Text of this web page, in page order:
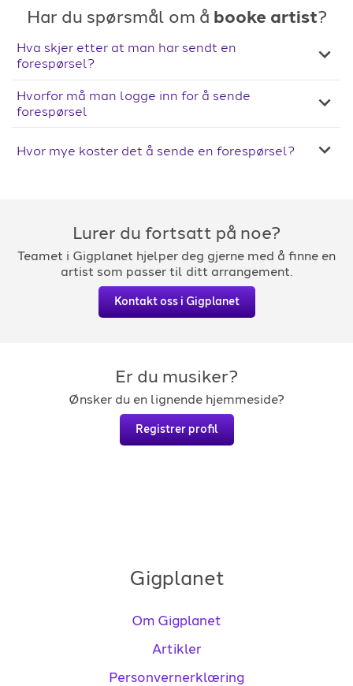
Har du spørsmål om å booke artist?
Hva skjer etter at man har sendt en
forespørsel?
Hvorfor må man logge inn for å sende
forespørsel
Hvor mye koster det å sende en forespørsel?
Lurer du fortsatt på noe?
Teamet i Gigplanet hjelper deg gjerne med å finne en
artist som passer til ditt arrangement.
Kontakt oss i Gigplanet
Er du musiker?
Ønsker du en lignende hjemmeside?
Registrer profil
Gigplanet
Om Gigplanet
Artikler
Personvernerklæring